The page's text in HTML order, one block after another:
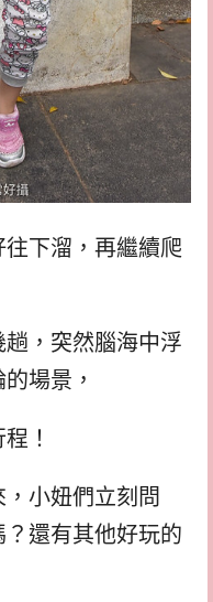
下溜，再繼續爬
，突然腦海中浮
場景，
！
小妞們立刻問
還有其他好玩的